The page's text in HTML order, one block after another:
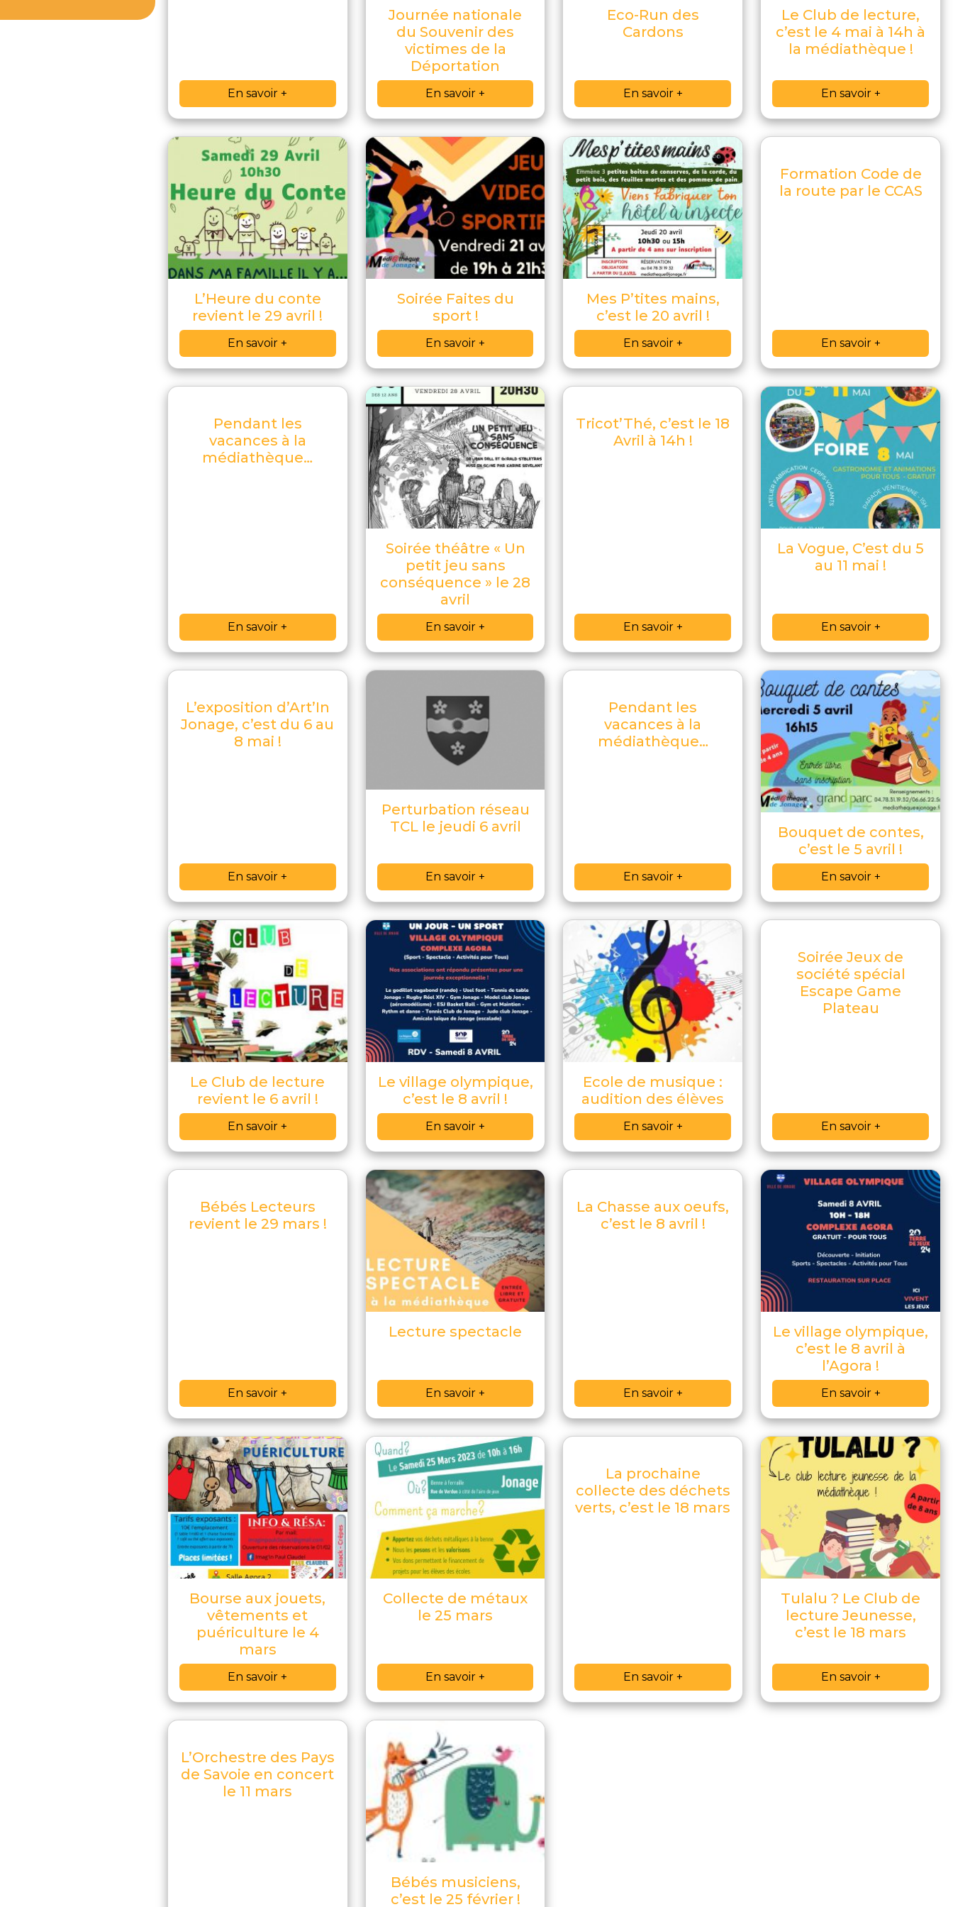
En savoir +
Journée nationale
du Souvenir des
victimes de la
Déportation
En savoir +
Eco-Run des
Cardons
En savoir +
Le Club de lecture,
c’est le 4 mai à 14h à
la médiathèque !
En savoir +
L’Heure du conte
revient le 29 avril !
En savoir +
Soirée Faites du
sport !
En savoir +
Mes P’tites mains,
c’est le 20 avril !
En savoir +
Formation Code de
la route par le CCAS
En savoir +
Pendant les
vacances à la
médiathèque…
En savoir +
Soirée théâtre « Un
petit jeu sans
conséquence » le 28
avril
En savoir +
Tricot’Thé, c’est le 18
Avril à 14h !
En savoir +
La Vogue, C’est du 5
au 11 mai !
En savoir +
L’exposition d’Art’In
Jonage, c’est du 6 au
8 mai !
En savoir +
Perturbation réseau
TCL le jeudi 6 avril
En savoir +
Pendant les
vacances à la
médiathèque…
En savoir +
Bouquet de contes,
c’est le 5 avril !
En savoir +
Le Club de lecture
revient le 6 avril !
En savoir +
Le village olympique,
c’est le 8 avril !
En savoir +
Ecole de musique :
audition des élèves
En savoir +
Soirée Jeux de
société spécial
Escape Game
Plateau
En savoir +
Bébés Lecteurs
revient le 29 mars !
En savoir +
Lecture spectacle
En savoir +
La Chasse aux oeufs,
c’est le 8 avril !
En savoir +
Le village olympique,
c’est le 8 avril à
l’Agora !
En savoir +
Bourse aux jouets,
vêtements et
puériculture le 4
mars
En savoir +
Collecte de métaux
le 25 mars
En savoir +
La prochaine
collecte des déchets
verts, c’est le 18 mars
En savoir +
Tulalu ? Le Club de
lecture Jeunesse,
c’est le 18 mars
En savoir +
L’Orchestre des Pays
de Savoie en concert
le 11 mars
Bébés musiciens,
c’est le 25 février !